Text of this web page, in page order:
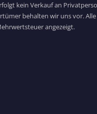
kein Verkauf an
behalten wir uns vor.
angezeigt.